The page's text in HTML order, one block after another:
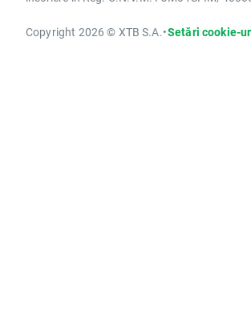
Copyright 2026 © XTB S.A.•Setări cookie-